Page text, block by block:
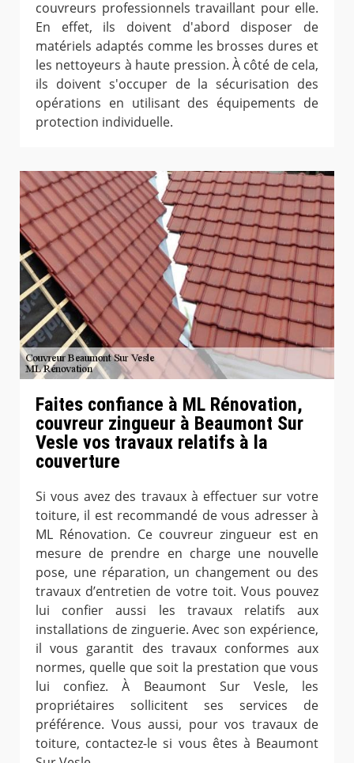
couvreurs professionnels travaillant pour elle.
En effet, ils doivent d'abord disposer de
matériels adaptés comme les brosses dures et
les nettoyeurs à haute pression. À côté de cela,
ils doivent s'occuper de la sécurisation des
opérations en utilisant des équipements de
protection individuelle.
Faites confiance à ML Rénovation,
couvreur zingueur à Beaumont Sur
Vesle vos travaux relatifs à la
couverture
Si vous avez des travaux à effectuer sur votre
toiture, il est recommandé de vous adresser à
ML Rénovation. Ce couvreur zingueur est en
mesure de prendre en charge une nouvelle
pose, une réparation, un changement ou des
travaux d’entretien de votre toit. Vous pouvez
lui confier aussi les travaux relatifs aux
installations de zinguerie. Avec son expérience,
il vous garantit des travaux conformes aux
normes, quelle que soit la prestation que vous
lui confiez. À Beaumont Sur Vesle, les
propriétaires sollicitent ses services de
préférence. Vous aussi, pour vos travaux de
toiture, contactez-le si vous êtes à Beaumont